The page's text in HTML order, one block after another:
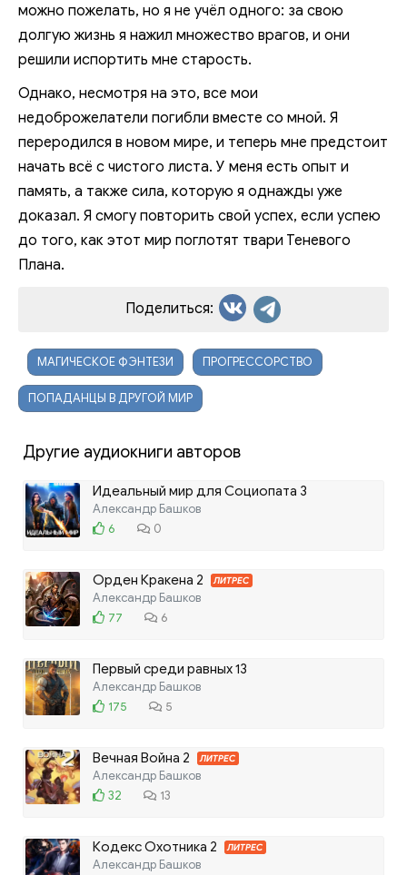
можно пожелать, но я не учёл одного: за свою
долгую жизнь я нажил множество врагов, и они
решили испортить мне старость.
Однако, несмотря на это, все мои
недоброжелатели погибли вместе со мной. Я
переродился в новом мире, и теперь мне предстоит
начать всё с чистого листа. У меня есть опыт и
память, а также сила, которую я однажды уже
доказал. Я смогу повторить свой успех, если успею
до того, как этот мир поглотят твари Теневого
Плана.
Поделиться:
МАГИЧЕСКОЕ ФЭНТЕЗИ ПРОГРЕССОРСТВО
ПОПАДАНЦЫ В ДРУГОЙ МИР
Другие аудиокниги авторов
Идеальный мир для Социопата 3
Александр Башков
6
0
Орден Кракена 2 ЛИТРЕС
Александр Башков
77
6
Первый среди равных 13
Александр Башков
175
5
Вечная Война 2 ЛИТРЕС
Александр Башков
32
13
Кодекс Охотника 2 ЛИТРЕС
Александр Башков